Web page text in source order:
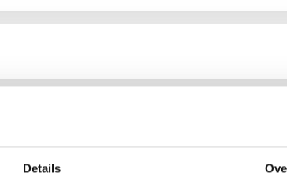
Details